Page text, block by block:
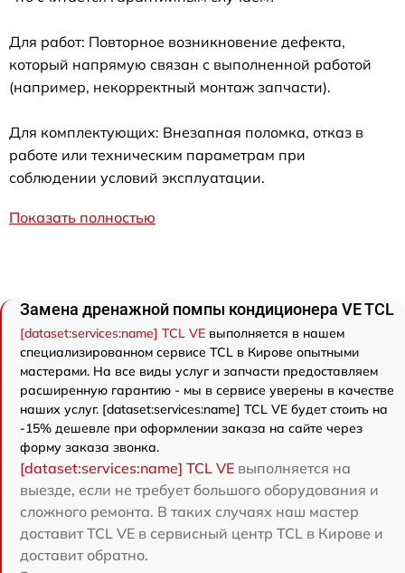
Для работ: Повторное возникновение дефекта,
который напрямую связан с выполненной работой
(например, некорректный монтаж запчасти).
Для комплектующих: Внезапная поломка, отказ в
работе или техническим параметрам при
соблюдении условий эксплуатации.
Показать полностью
Замена дренажной помпы кондиционера VE TCL
[dataset:services:name] TCL VE выполняется в нашем
специализированном сервисе TCL в Кирове опытными
мастерами. На все виды услуг и запчасти предоставляем
расширенную гарантию - мы в сервисе уверены в качестве
наших услуг. [dataset:services:name] TCL VE будет стоить на
-15% дешевле при оформлении заказа на сайте через
форму заказа звонка.
[dataset:services:name] TCL VE выполняется на
выезде, если не требует большого оборудования и
сложного ремонта. В таких случаях наш мастер
доставит TCL VE в сервисный центр TCL в Кирове и
доставит обратно.